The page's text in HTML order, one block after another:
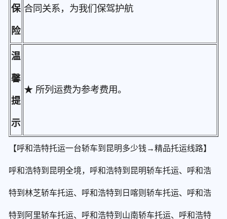
保
险
合同关系，为我们保驾护航
温
馨
提
示
★ 所列运费为参考费用。
【呼和浩特托运一台轿车到昆明多少钱→精品托运线路】
呼和浩特到昆明全境，呼和浩特到昆明轿车托运、呼和浩
特到林芝轿车托运、呼和浩特到日喀则轿车托运、呼和浩
特到阿里轿车托运、呼和浩特到山南轿车托运、呼和浩特